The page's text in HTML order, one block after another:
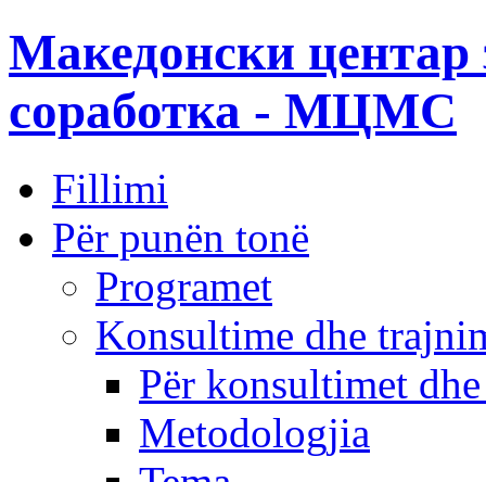
Македонски центар
соработка - МЦМС
Fillimi
Për punën tonë
Programet
Konsultime dhe
Për konsultimet
Metodologjia